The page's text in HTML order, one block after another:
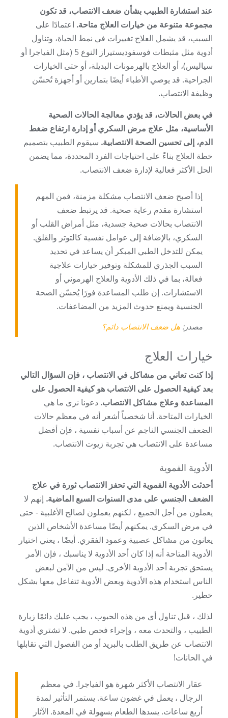
عند استشارة الطبيب بشأن ضعف الانتصاب، قد تكون
مجموعة متنوعة من خيارات العلاج متاحة. اعتمادًا على
السبب، قد يشمل العلاج تغييرات في نمط الحياة، وتناول
أدوية مثل مثبطات فوسفوديستيراز النوع 5 (مثل الفياجرا أو
سياليس)، أو العلاج بالهرمونات البديلة، أو حتى الخيارات
الجراحية. قد يوصي الأطباء أيضًا بتمارين أو أجهزة تُحسّن
وظيفة الانتصاب.
في بعض الحالات، قد يؤدي معالجة الحالات الصحية
الأساسية، مثل علاج مرض السكري أو إدارة ارتفاع ضغط
الدم، إلى تحسين الصحة الانتصابية. سيقوم الطبيب بتصميم
خطة العلاج بناءً على احتياجات الفرد المحددة، مما يضمن
الحل الأكثر فعالية لإدارة ضعف الانتصاب.
إذا أصبح ضعف الانتصاب مشكلة مزمنة، فمن المهم
استشارة مقدم رعاية صحية. قد يرتبط ضعف
الانتصاب بحالات صحية جسدية، مثل أمراض القلب أو
السكري، بالإضافة إلى عوامل نفسية كالتوتر والقلق.
يمكن للتدخل الطبي المبكر أن يساعد في تحديد
السبب الجذري للمشكلة وتوفير خيارات علاجية
فعالة، بما في ذلك الأدوية والعلاج الهرموني أو
الاستشارات. إن طلب المساعدة فورًا يُحسّن الصحة
الجنسية ويمنع حدوث المزيد من المضاعفات.
مصدر: هل ضعف الانتصاب دائم؟
خيارات العلاج
إذا كنت تعاني من مشاكل في الانتصاب ، فإن السؤال التالي
بعد كيفية الحصول على الانتصاب هو كيفية الحصول على
المساعدة وعلاج مشاكل الانتصاب. دعونا نرى ما هي
الخيارات المتاحة. أنا شخصياً أشعر أنه في معظم حالات
الضعف الجنسي الناجم عن أسباب نفسية ، فإن أفضل
مساعدة على الانتصاب هي تجربة زيوت الانتصاب.
الأدوية الفموية
أحدثت الأدوية الفموية التي تحفز الانتصاب ثورة في علاج
الضعف الجنسي على مدى السنوات السبع الماضية. إنهم لا
يعملون من أجل الجميع ، لكنهم يعملون لصالح الأغلبية - حتى
في مرض السكري. يمكنهم أيضًا مساعدة الأشخاص الذين
يعانون من مشاكل عصبية وعمود الفقري. أيضًا ، يعني اختيار
الأدوية المتاحة أنه إذا كان أحد الأدوية لا يناسبك ، فإن الأمر
يستحق تجربة أحد الأدوية الأخرى. ليس من الآمن لبعض
الناس استخدام هذه الأدوية وبعض الأدوية تتفاعل معها بشكل
خطير.
لذلك ، قبل تناول أي من هذه الحبوب ، يجب عليك دائمًا زيارة
الطبيب ، والتحدث معه ، وإجراء فحص طبي. لا تشتري أدوية
الانتصاب عن طريق الطلب بالبريد أو من الفصول التي تقابلها
في الحانات!
عقار الانتصاب الأكثر شهرة هو الفياجرا. في معظم
الرجال ، يعمل في غضون ساعة. يستمر التأثير لمدة
أربع ساعات. يسدها الطعام بسهولة في المعدة. الآثار